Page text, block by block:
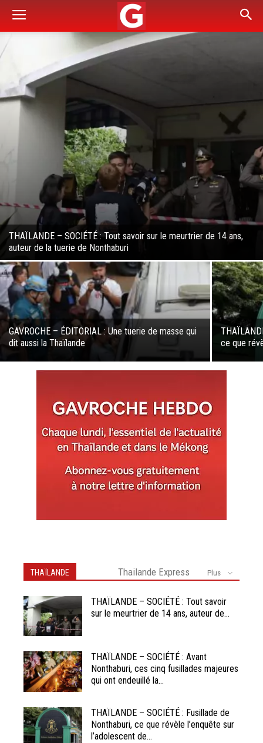
THAÏLANDE – SOCIÉTÉ : Tout savoir sur le meurtrier de 14 ans,
auteur de la tuerie de Nonthaburi
GAVROCHE – ÉDITORIAL : Une tuerie de masse qui
dit aussi la Thaïlande
ce que
THAÏLANDE Thailande Express Plus
THAÏLANDE – SOCIÉTÉ : Tout savoir
sur le meurtrier de 14 ans, auteur de...
THAÏLANDE – SOCIÉTÉ : Avant
Nonthaburi, ces cinq fusillades majeures
qui ont endeuillé la...
THAÏLANDE – SOCIÉTÉ : Fusillade de
Nonthaburi, ce que révèle l’enquête sur
l’adolescent de...